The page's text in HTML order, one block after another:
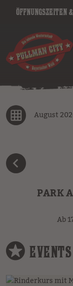
Öffnungszeiten
August
PARK
Ab
EVENTS